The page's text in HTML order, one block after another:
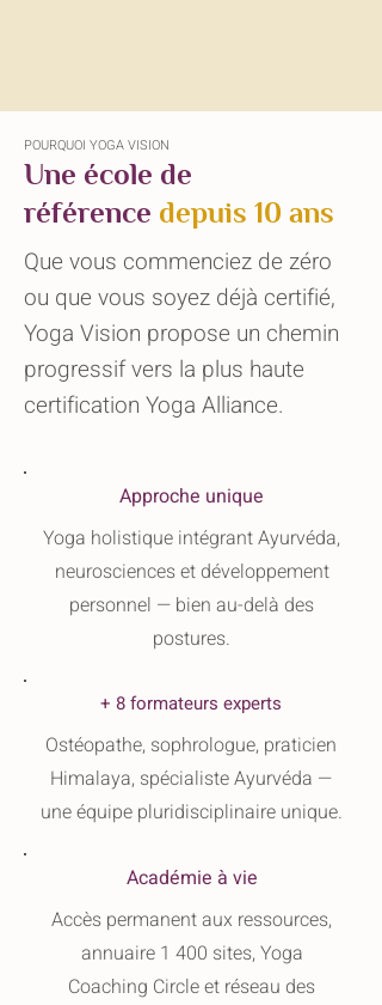
POURQUOI YOGA VISION
Une école de
référence depuis 10 ans
Que vous commenciez de zéro
ou que vous soyez déjà certifié,
Yoga Vision propose un chemin
progressif vers la plus haute
certification Yoga Alliance.
Approche unique
Yoga holistique intégrant Ayurvéda,
neurosciences et développement
personnel — bien au-delà des
postures.
+ 8 formateurs experts
Ostéopathe, sophrologue, praticien
Himalaya, spécialiste Ayurvéda —
une équipe pluridisciplinaire unique.
Académie à vie
Accès permanent aux ressources,
annuaire 1 400 sites, Yoga
Coaching Circle et réseau des